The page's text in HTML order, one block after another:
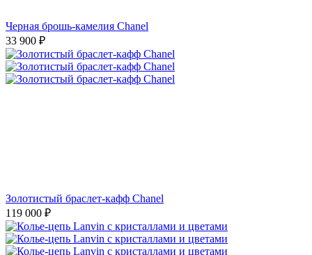
Черная брошь-камелия Chanel
33 900 ₽
Золотистый браслет-кафф Chanel
119 000 ₽